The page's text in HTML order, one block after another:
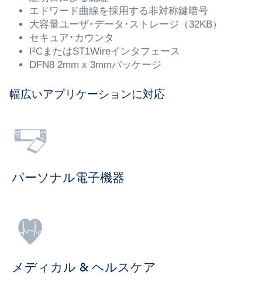
エドワード曲線を採用する非対称鍵暗号
大容量ユーザ･データ･ストレージ（32KB）
セキュア･カウンタ
I²CまたはST1Wireインタフェース
DFN8 2mm x 3mmパッケージ
幅広いアプリケーションに対応
パーソナル電子機器
メディカル & ヘルスケア